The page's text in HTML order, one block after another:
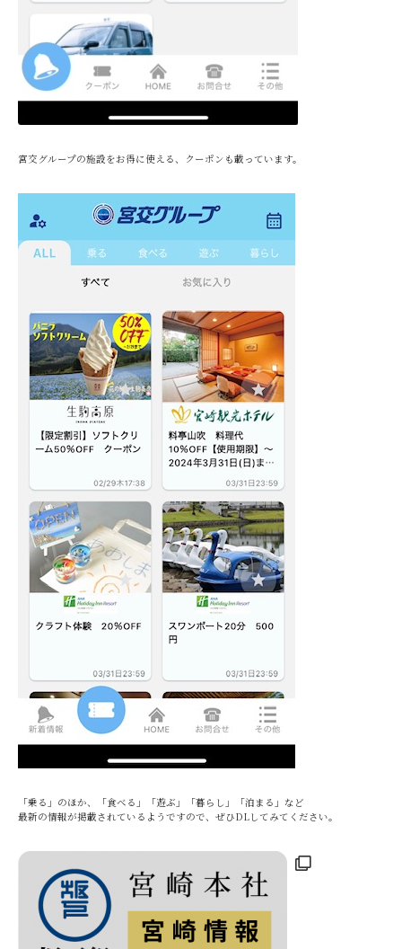
宮交グループの施設をお得に使える、クーポンも載っています。
「乗る」のほか、「食べる」「遊ぶ」「暮らし」「泊まる」など
最新の情報が掲載されているようですので、ぜひDLしてみてください。